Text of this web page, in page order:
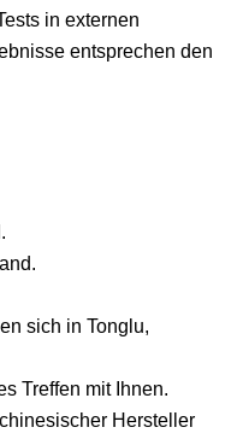
in externen
entsprechen den
sich in Tonglu,
Treffen mit Ihnen.
Hersteller